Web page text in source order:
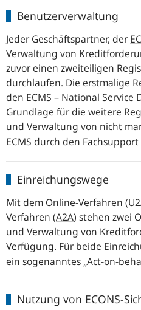
Benutzerverwaltung
Jeder Geschäftspartner, der
Verwaltung von
zuvor einen zweiteiligen
durchlaufen. Die erstmalige
den ECMS – National Service
Grundlage für die weitere
und Verwaltung von nicht
ECMS durch den
Einreichungswege
Mit dem Online-Verfahren (
Verfahren (A2A) stehen zwei
und Verwaltung von
Verfügung. Für beide
ein sogenanntes „Act-on-
Nutzung von ECONS-
von